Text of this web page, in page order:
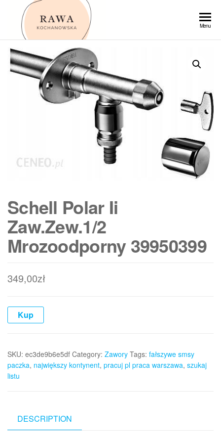
Przejdź
Menu
Schell Polar Ii
Zaw.Zew.1/2
Mrozoodporny 39950399
349,00zł
Kup
SKU: ec3de9b6e5df Category: Zawory Tags: fałszywe smsy
paczka, największy kontynent, pracuj pl praca warszawa, szukaj
listu
DESCRIPTION